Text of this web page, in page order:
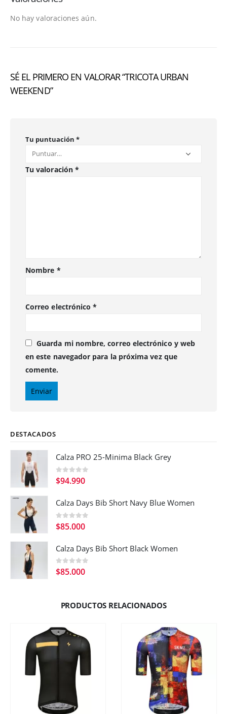
No hay valoraciones aún.
SÉ EL PRIMERO EN VALORAR “TRICOTA URBAN
WEEKEND”
Tu puntuación *
Tu valoración *
Nombre *
Correo electrónico*
Guarda mi nombre, correo electrónico y web
en este navegador para la próxima vez que
comente.
DESTACADOS
Calza PRO 25-Minima Black Grey
0out of 5
$94.990
Calza Days Bib Short Navy Blue Women
0out of 5
$85.000
Calza Days Bib Short Black Women
0out of 5
$85.000
PRODUCTOS RELACIONADOS